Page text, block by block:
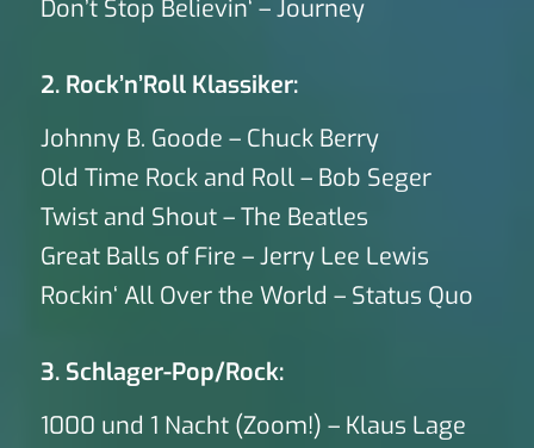
Don’t Stop Believin‘ – Journey
2. Rock’n’Roll Klassiker:
Johnny B. Goode – Chuck Berry
Old Time Rock and Roll – Bob Seger
Twist and Shout – The Beatles
Great Balls of Fire – Jerry Lee Lewis
Rockin‘ All Over the World – Status Quo
3. Schlager-Pop/Rock:
1000 und 1 Nacht (Zoom!) – Klaus Lage